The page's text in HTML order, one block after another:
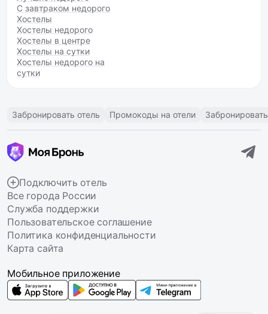
С завтраком недорого
Хостелы
Хостелы недорого
Хостелы в центре
Хостелы на сутки
Хостелы недорого на
сутки
Забронировать отель Промокоды на отели
Подключить отель
Все города России
Служба поддержки
Пользовательское соглашение
Политика конфиденциальности
Карта сайта
Мобильное приложение